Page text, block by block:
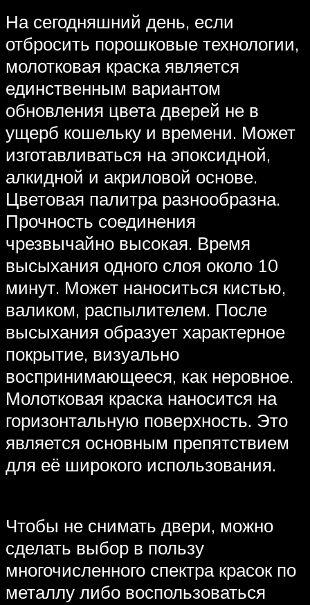
На сегодняшний день, если
отбросить порошковые технологии,
молотковая краска является
единственным вариантом
обновления цвета дверей не в
ущерб кошельку и времени. Может
изготавливаться на эпоксидной,
алкидной и акриловой основе.
Цветовая палитра разнообразна.
Прочность соединения
чрезвычайно высокая. Время
высыхания одного слоя около 10
минут. Может наноситься кистью,
валиком, распылителем. После
высыхания образует характерное
покрытие, визуально
воспринимающееся, как неровное.
Молотковая краска наносится на
горизонтальную поверхность. Это
является основным препятствием
для её широкого использования.
Чтобы не снимать двери, можно
сделать выбор в пользу
многочисленного спектра красок по
металлу либо воспользоваться